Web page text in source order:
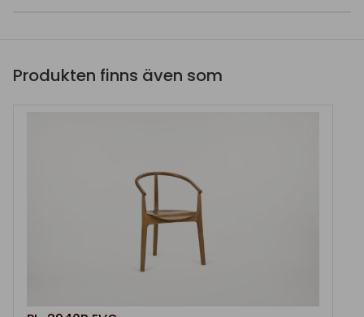
Produkten finns även som